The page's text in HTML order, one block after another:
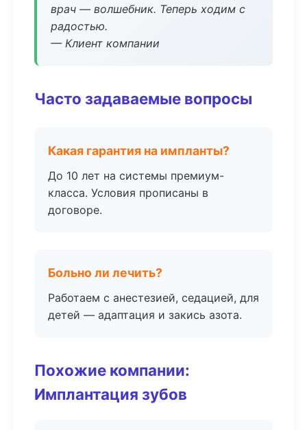
врач — волшебник. Теперь ходим с
радостью.
— Клиент компании
Часто задаваемые вопросы
Какая гарантия на импланты?
До 10 лет на системы премиум-
класса. Условия прописаны в
договоре.
Больно ли лечить?
Работаем с анестезией, седацией, для
детей — адаптация и закись азота.
Похожие компании:
Имплантация зубов